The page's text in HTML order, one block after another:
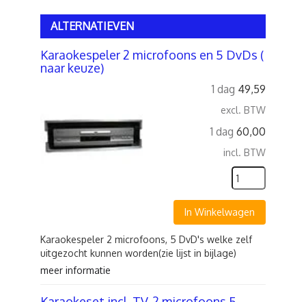
ALTERNATIEVEN
Karaokespeler 2 microfoons en 5 DvDs (
naar keuze)
1 dag 49,59
excl. BTW
1 dag 60,00
incl. BTW
In Winkelwagen
Karaokespeler 2 microfoons, 5 DvD's welke zelf
uitgezocht kunnen worden(zie lijst in bijlage)
meer informatie